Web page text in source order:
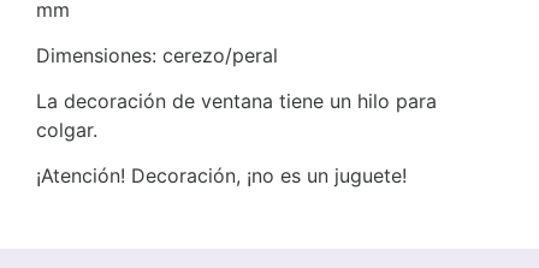
mm
Dimensiones: cerezo/peral
La decoración de ventana tiene un hilo para
colgar.
¡Atención! Decoración, ¡no es un juguete!